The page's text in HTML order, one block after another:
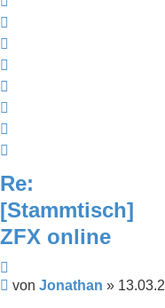
Re:
[Stammtisch]
ZFX online
Beitrag
von Jonathan »